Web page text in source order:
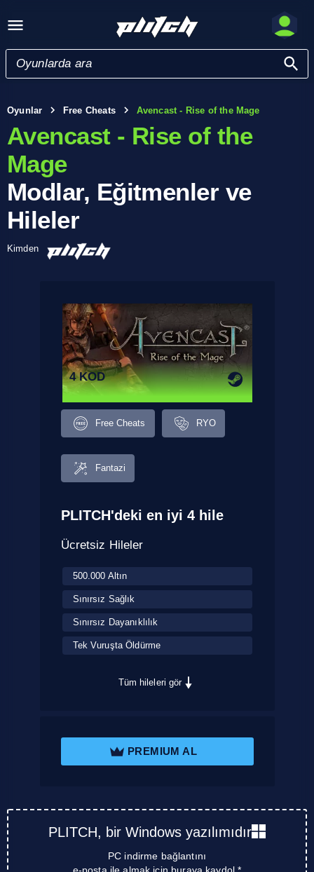
Oyunlar Free Cheats Avencast - Rise of the Mage
Avencast - Rise of the
Mage
Modlar, Eğitmenler ve
Hileler
Kimden
4 KOD
Free Cheats RYO
Fantazi
PLITCH'deki en iyi 4 hile
Ücretsiz Hileler
500.000 Altın
Sınırsız Sağlık
Sınırsız Dayanıklılık
Tek Vuruşta Öldürme
Tüm hileleri gör
PREMIUM AL
PLITCH, bir Windows yazılımıdır
PC indirme bağlantını
e-posta ile almak için buraya kaydol *